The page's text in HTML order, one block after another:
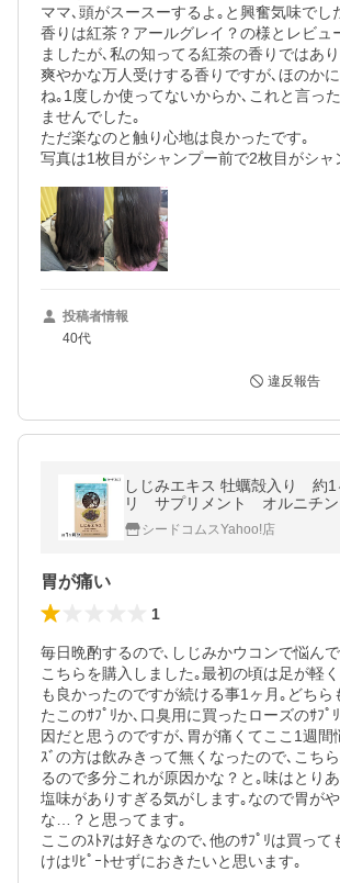
ママ､頭がスースーするよ｡と興奮気味でし
香りは紅茶？アールグレイ？の様とレビュ
ましたが､私の知ってる紅茶の香りではあ
爽やかな万人受けする香りですが､ほのか
ね｡1度しか使ってないからか､これと言っ
ませんでした｡
ただ楽なのと触り心地は良かったです｡
写真は1枚目がシャンプー前で2枚目がシャ
投稿者情報
40代
違反報告
しじみエキス 牡蠣殻入り 約
リ サプリメント オルニチ
ダイエット
シードコムスYahoo!店
胃が痛い
1
毎日晩酌するので､しじみかウコンで悩ん
こちらを購入しました｡最初の頃は足が軽
も良かったのですが続ける事1ヶ月｡どちら
たこのｻﾌﾟﾘか､口臭用に買ったローズのｻﾌﾟ
因だと思うのですが､胃が痛くてここ1週間
ｽﾞの方は飲みきって無くなったので､こち
るので多分これが原因かな？と｡味はとり
塩味がありすぎる気がします｡なので胃が
な…？と思ってます｡
ここのｽﾄｱは好きなので､他のｻﾌﾟﾘは買って
けはﾘﾋﾟｰﾄせずにおきたいと思います｡